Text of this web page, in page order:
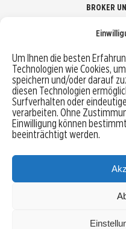
Um Ihnen die besten
Technologien wie Cookies,
speichern und/oder darauf
diesen Technologien
Surfverhalten oder
verarbeiten. Ohne
Einwilligung können
beeinträchtigt werden.
BROKER
Robo-Advisor vergleichen
Depotvergleich
Festgeld vergleichen
Tagesgeld vergleichen